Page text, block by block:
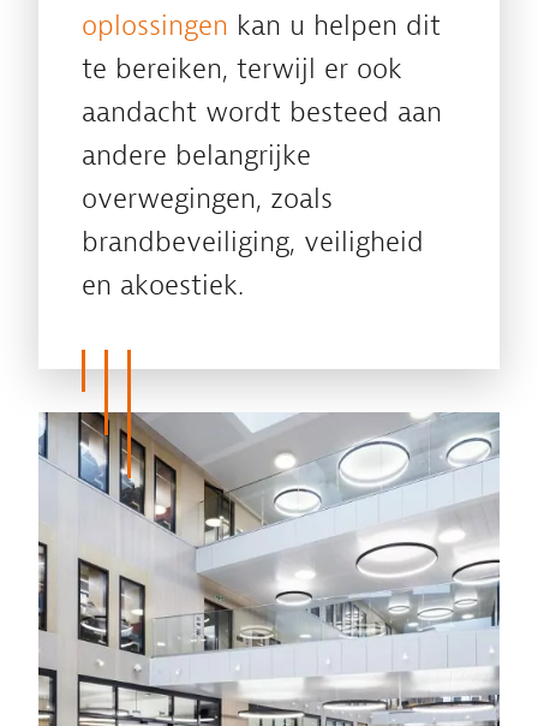
oplossingen kan u helpen dit
te bereiken, terwijl er ook
aandacht wordt besteed aan
andere belangrijke
overwegingen, zoals
brandbeveiliging, veiligheid
en akoestiek.